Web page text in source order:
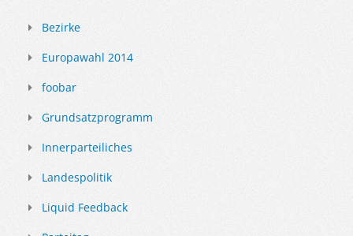
Bezirke
Europawahl 2014
foobar
Grundsatzprogramm
Innerparteiliches
Landespolitik
Liquid Feedback